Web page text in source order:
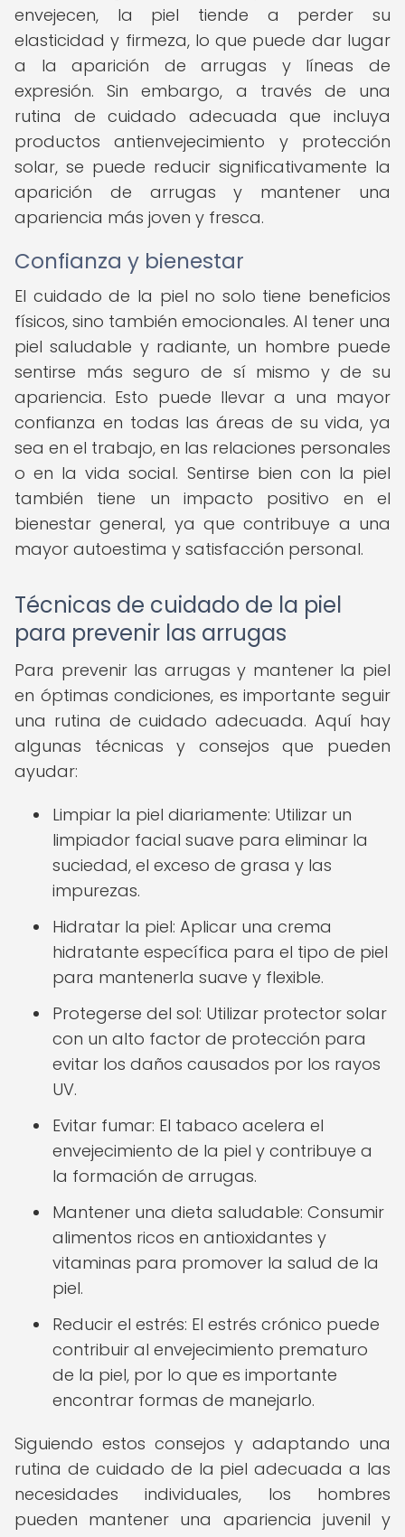
envejecen, la piel tiende a perder su
elasticidad y firmeza, lo que puede dar lugar
a la aparición de arrugas y líneas de
expresión. Sin embargo, a través de una
rutina de cuidado adecuada que incluya
productos antienvejecimiento y protección
solar, se puede reducir significativamente la
aparición de arrugas y mantener una
apariencia más joven y fresca.
Confianza y bienestar
El cuidado de la piel no solo tiene beneficios
físicos, sino también emocionales. Al tener una
piel saludable y radiante, un hombre puede
sentirse más seguro de sí mismo y de su
apariencia. Esto puede llevar a una mayor
confianza en todas las áreas de su vida, ya
sea en el trabajo, en las relaciones personales
o en la vida social. Sentirse bien con la piel
también tiene un impacto positivo en el
bienestar general, ya que contribuye a una
mayor autoestima y satisfacción personal.
Técnicas de cuidado de la piel
para prevenir las arrugas
Para prevenir las arrugas y mantener la piel
en óptimas condiciones, es importante seguir
una rutina de cuidado adecuada. Aquí hay
algunas técnicas y consejos que pueden
ayudar:
Limpiar la piel diariamente: Utilizar un
limpiador facial suave para eliminar la
suciedad, el exceso de grasa y las
impurezas.
Hidratar la piel: Aplicar una crema
hidratante específica para el tipo de piel
para mantenerla suave y flexible.
Protegerse del sol: Utilizar protector solar
con un alto factor de protección para
evitar los daños causados por los rayos
UV.
Evitar fumar: El tabaco acelera el
envejecimiento de la piel y contribuye a
la formación de arrugas.
Mantener una dieta saludable: Consumir
alimentos ricos en antioxidantes y
vitaminas para promover la salud de la
piel.
Reducir el estrés: El estrés crónico puede
contribuir al envejecimiento prematuro
de la piel, por lo que es importante
encontrar formas de manejarlo.
Siguiendo estos consejos y adaptando una
rutina de cuidado de la piel adecuada a las
necesidades individuales, los hombres
pueden mantener una apariencia juvenil y